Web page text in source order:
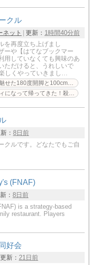
クル
ネット 更新： 1時間40分前
を再度立ち上げまし
ーや【はてなブックマー
用していなくても興味のあ
ただけると、うれしいで
しくやっていきまし…
・Iカップの最新水着姿に絶賛の声が止まらない
人事件が起こったらしいが……。五条紀夫 著 「殺人
： 8日前
クルです。どなたでもご自
(FNAF)
： 8日前
is a strategy-based
restaurant. Players
好会
更新： 21日前